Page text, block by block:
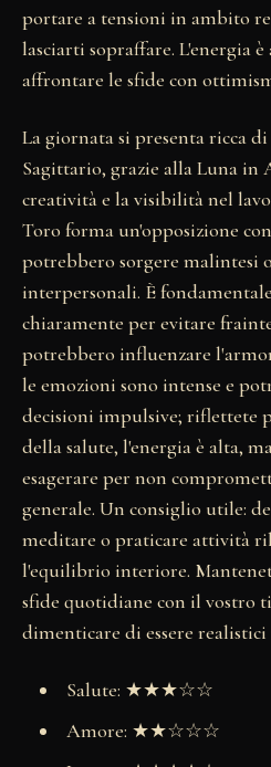
portare a tensioni in ambito
lasciarti sopraffare. L'energia
affrontare le sfide con
La giornata si presenta ricca
Sagittario, grazie alla Luna in
creatività e la visibilità nel
Toro forma un'opposizione
potrebbero sorgere malintesi
interpersonali. È
chiaramente per evitare
potrebbero influenzare
le emozioni sono intense e
decisioni impulsive; riflettete
della salute, l'energia è alta,
esagerare per non
generale. Un consiglio utile:
meditare o praticare attività
l'equilibrio interiore.
sfide quotidiane con il vostro
dimenticare di essere
Salute: ★★★☆☆
Amore: ★★☆☆☆